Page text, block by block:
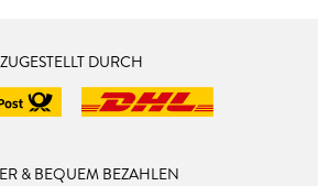
ZUGESTELLT DURCH
& BEQUEM BEZAHLEN